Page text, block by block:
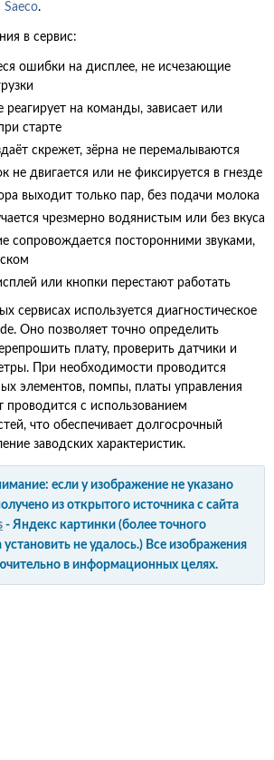
.
в сервис:
ошибки на дисплее, не исчезающие
реагирует на команды, зависает или
старте
скрежет, зёрна не перемалываются
не двигается или не фиксируется в гнезде
выходит только пар, без подачи молока
чрезмерно водянистым или без вкуса
сопровождается посторонними звуками,
или кнопки перестают работать
сервисах используется диагностическое
Оно позволяет точно определить
плату, проверить датчики и
При необходимости проводится
элементов, помпы, платы управления
с использованием
что обеспечивает долгосрочный
заводских характеристик.
если у изображение не указано
из открытого источника с сайта
- Яндекс картинки (более точного
установить не удалось.) Все изображения
в информационных целях.